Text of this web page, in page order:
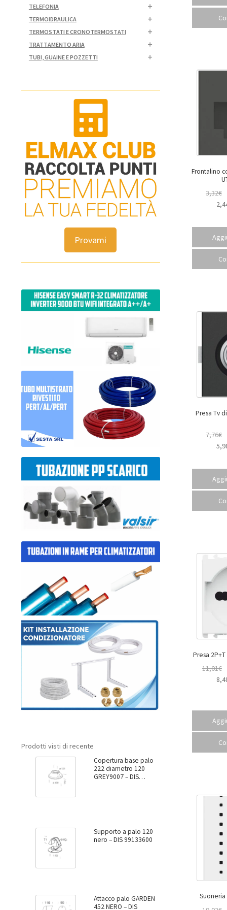
Frontalino
3,32€
Presa Tv
7,76€
11,01€
TELEFONIA
TERMOIDRAULICA
TERMOSTATI E CRONOTERMOSTATI
TRATTAMENTO ARIA
TUBI, GUAINE E POZZETTI
Provami
Prodotti visti di recente
Copertura base palo
222 diametro 120
GREY9007 – DIS
Supporto a palo 120
nero – DIS 99133600
Attacco palo GARDEN
452 NERO – DIS